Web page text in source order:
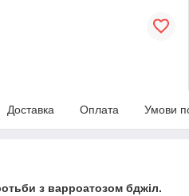
Доставка Оплата Умови
з варроатозом бджіл.